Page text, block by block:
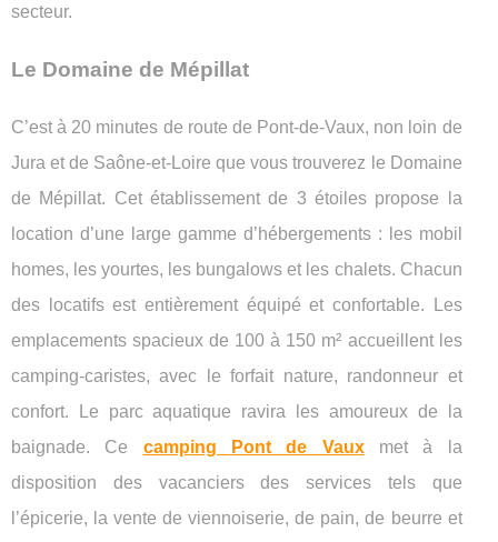
secteur.
Le Domaine de Mépillat
C’est à 20 minutes de route de Pont-de-Vaux, non loin de
Jura et de Saône-et-Loire que vous trouverez le Domaine
de Mépillat. Cet établissement de 3 étoiles propose la
location d’une large gamme d’hébergements : les mobil
homes, les yourtes, les bungalows et les chalets. Chacun
des locatifs est entièrement équipé et confortable. Les
emplacements spacieux de 100 à 150 m² accueillent les
camping-caristes, avec le forfait nature, randonneur et
confort. Le parc aquatique ravira les amoureux de la
baignade. Ce camping Pont de Vauxmet à la
disposition des vacanciers des services tels que
l’épicerie, la vente de viennoiserie, de pain, de beurre et